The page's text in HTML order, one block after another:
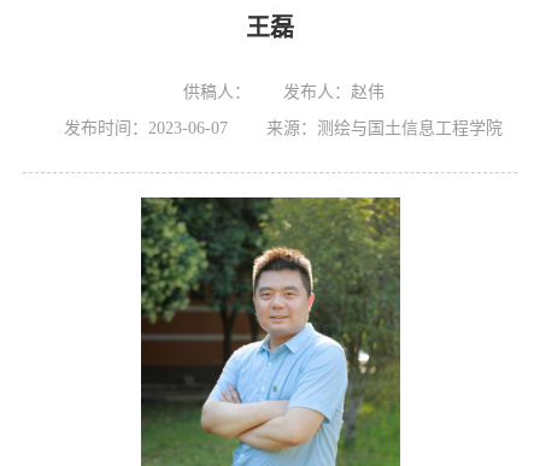
王磊
供稿人：
发布人：赵伟
发布时间：2023-06-07 来源：测绘与国土信息工程学院